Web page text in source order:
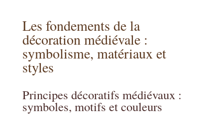
Les fondements de la
décoration médiévale :
symbolisme, matériaux et
styles
Principes décoratifs médiévaux :
symboles, motifs et couleurs